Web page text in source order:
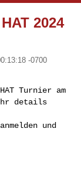
2024
-0700
Turnier am
details
anmelden und